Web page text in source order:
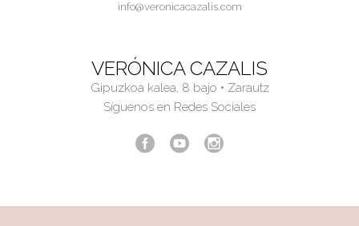
info@veronicacazalis.com
VERÓNICA CAZALIS
Gipuzkoa kalea, 8 bajo • Zarautz
Síguenos en Redes Sociales